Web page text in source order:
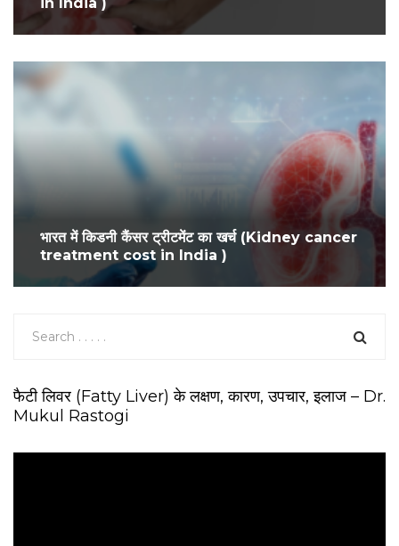
in India )
भारत में किडनी कैंसर ट्रीटमेंट का खर्च (Kidney cancer
treatment cost in India )
फैटी लिवर (Fatty Liver) के लक्षण, कारण, उपचार, इलाज – Dr.
Mukul Rastogi